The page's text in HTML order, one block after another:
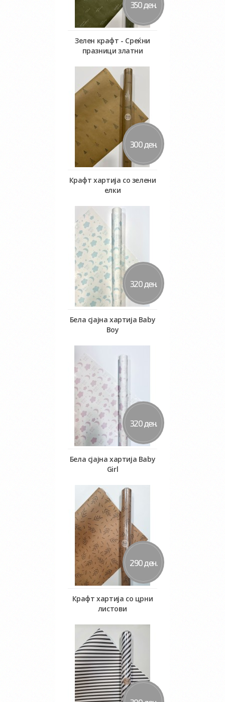
350 ден.
Зелен крафт - Среќни
празници златни
Во кошничка
300 ден.
Крафт хартија со зелени
елки
Во кошничка
320 ден.
Бела сјајна хартија Baby
Boy
320 ден.
Бела сјајна хартија Baby
Girl
Во кошничка
290 ден.
Крафт хартија со црни
листови
Во кошничка